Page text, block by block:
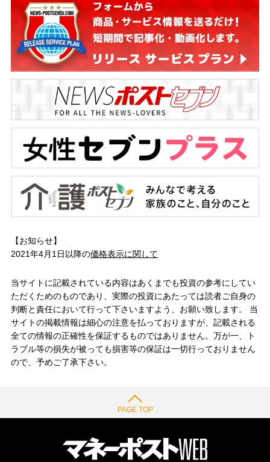
【お知らせ】
2021年4月1日以降の価格表示に関して
当サイトに記載されている内容はあくまでも投資の参考にしてい
ただくためのものであり、実際の投資にあたっては読者ご自身の
判断と責任において行って下さいますよう、お願い致します。 当
サイトの掲載情報は細心の注意を払っておりますが、記載される
全ての情報の正確性を保証するものではありません。万が一、ト
ラブル等の損失が被っても損害等の保証は一切行っておりません
ので、予めご了承下さい。
PAGE TOP